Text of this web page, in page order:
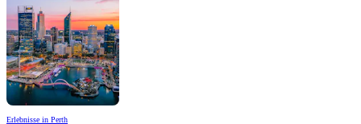
Erlebnisse in Perth